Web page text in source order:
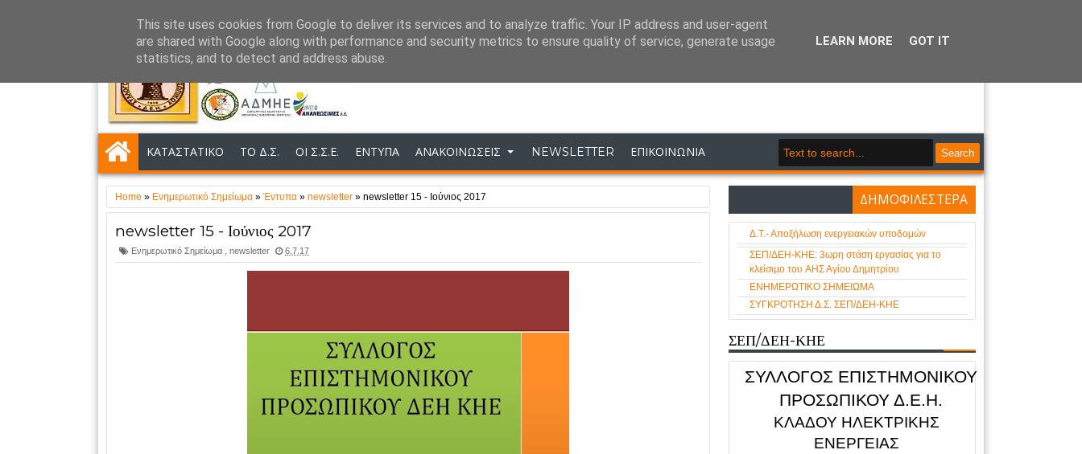
NEWSLETTER NEA ΑΝΑΚΟΙΝΩΣΕΙΣ ΣΥΝΔΕΣΕΙΣ ΕΠΙΚΟΙΝΩΝΙΑ
ΚΑΤΑΣΤΑΤΙΚΟ ΤΟ Δ.Σ. ΟΙ Σ.Σ.Ε. ΕΝΤΥΠΑ ΑΝΑΚΟΙΝΩΣΕΙΣ NEWSLETTER ΕΠΙΚΟΙΝΩΝΙΑ Search
Home » Ενημερωτικό Σημείωμα » Έντυπα » newsletter » newsletter 15 - Ιούνιος 2017
newsletter 15 - Ιούνιος 2017
Ενημερωτικό Σημείωμα newsletter 6.7.17
ΔΗΜΟΦΙΛΕΣΤΕΡΑ
Δ.Τ.- Αποξήλωση ενεργειακών υποδομών
ΣΕΠ/ΔΕΗ-ΚΗΕ: 3ωρη στάση εργασίας για το
κλείσιμο του AHΣ Αγίου Δημητρίου
ΕΝΗΜΕΡΩΤΙΚΟ ΣΗΜΕΙΩΜΑ
ΣΥΓΚΡΟΤΗΣΗ Δ.Σ. ΣΕΠ/ΔΕΗ-ΚΗΕ
ΣΕΠ/ΔΕΗ-ΚΗΕ
ΣΥΛΛΟΓΟΣ ΕΠΙΣΤΗΜΟΝΙΚΟΥ
ΠΡΟΣΩΠΙΚΟΥ Δ.Ε.Η.
ΚΛΑΔΟΥ ΗΛΕΚΤΡΙΚΗΣ
ΕΝΕΡΓΕΙΑΣ
This site uses cookies from Google to deliver its services and to analyze traffic. Your IP address and user-agent
are shared with Google along with performance and security metrics to ensure quality of service, generate usage
statistics, and to detect and address abuse.
LEARN MORE GOT IT